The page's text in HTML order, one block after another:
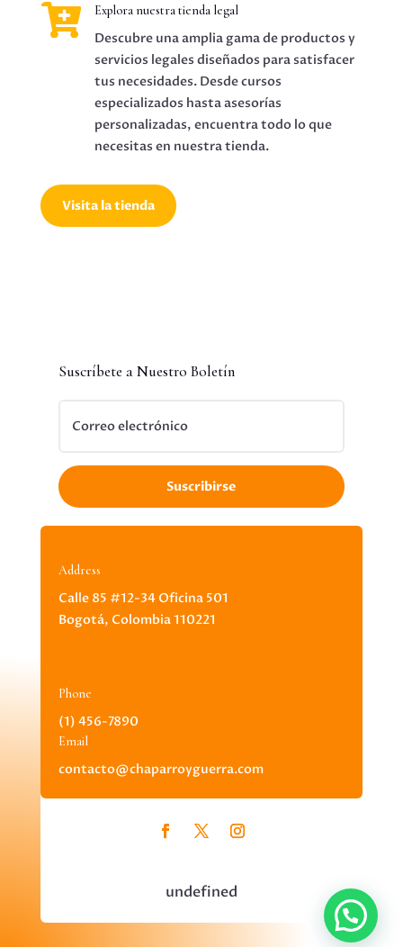
 Explora nuestra tienda legal
Descubre una amplia gama de productos y
servicios legales diseñados para satisfacer
tus necesidades. Desde cursos
especializados hasta asesorías
personalizadas, encuentra todo lo que
necesitas en nuestra tienda.
Visita la tienda
Suscríbete a Nuestro Boletín
Suscribirse
Address
Calle 85 #12-34 Oficina 501
Bogotá, Colombia 110221
Phone
(1) 456-7890
Email
contacto@chaparroyguerra.com
undefined